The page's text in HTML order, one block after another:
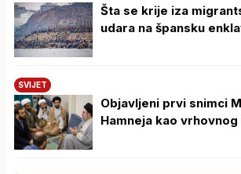
Šta se krije iza
udara na špansku
SVIJET
Objavljeni prvi snimci
Hamneja kao